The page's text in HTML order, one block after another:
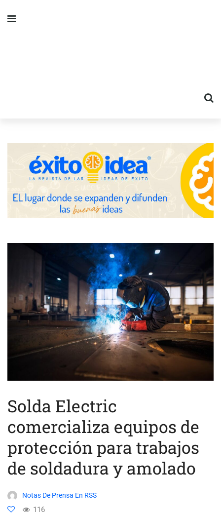
Solda Electric
comercializa equipos de
protección para trabajos
de soldadura y amolado
Notas De Prensa En RSS
116